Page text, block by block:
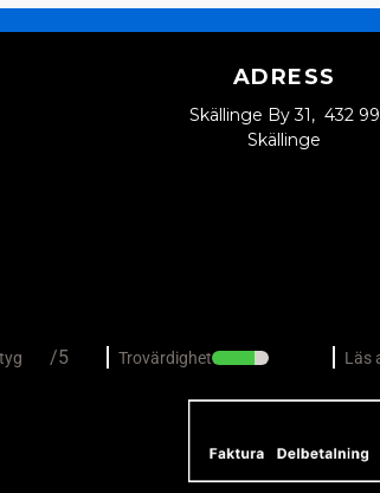
ADRESS
Skällinge By 31, 432 99
Skällinge